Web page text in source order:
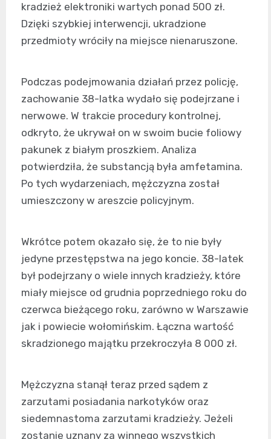
kradzież elektroniki wartych ponad 500 zł.
Dzięki szybkiej interwencji, ukradzione
przedmioty wróciły na miejsce nienaruszone.
Podczas podejmowania działań przez policję,
zachowanie 38-latka wydało się podejrzane i
nerwowe. W trakcie procedury kontrolnej,
odkryto, że ukrywał on w swoim bucie foliowy
pakunek z białym proszkiem. Analiza
potwierdziła, że substancją była amfetamina.
Po tych wydarzeniach, mężczyzna został
umieszczony w areszcie policyjnym.
Wkrótce potem okazało się, że to nie były
jedyne przestępstwa na jego koncie. 38-latek
był podejrzany o wiele innych kradzieży, które
miały miejsce od grudnia poprzedniego roku do
czerwca bieżącego roku, zarówno w Warszawie
jak i powiecie wołomińskim. Łączna wartość
skradzionego majątku przekroczyła 8 000 zł.
Mężczyzna stanął teraz przed sądem z
zarzutami posiadania narkotyków oraz
siedemnastoma zarzutami kradzieży. Jeżeli
zostanie uznany za winnego wszystkich